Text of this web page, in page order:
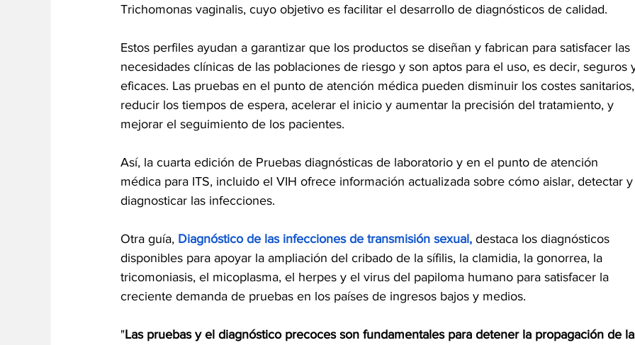
Trichomonas vaginalis, cuyo objetivo es facilitar el desarrollo de diagnósticos de calidad.
Estos perfiles ayudan a garantizar que los productos se diseñan y fabrican para satisfacer las
necesidades clínicas de las poblaciones de riesgo y son aptos para el uso, es decir, seguros
eficaces. Las pruebas en el punto de atención médica pueden disminuir los costes sanitarios,
reducir los tiempos de espera, acelerar el inicio y aumentar la precisión del tratamiento, y
mejorar el seguimiento de los pacientes.
Así, la cuarta edición de Pruebas diagnósticas de laboratorio y en el punto de atención
médica para ITS, incluido el VIH ofrece información actualizada sobre cómo aislar, detectar y
diagnosticar las infecciones.
Otra guía, Diagnóstico de las infecciones de transmisión sexual, destaca los diagnósticos
disponibles para apoyar la ampliación del cribado de la sífilis, la clamidia, la gonorrea, la
tricomoniasis, el micoplasma, el herpes y el virus del papiloma humano para satisfacer la
creciente demanda de pruebas en los países de ingresos bajos y medios.
"Las pruebas y el diagnóstico precoces son fundamentales para detener la propagación de